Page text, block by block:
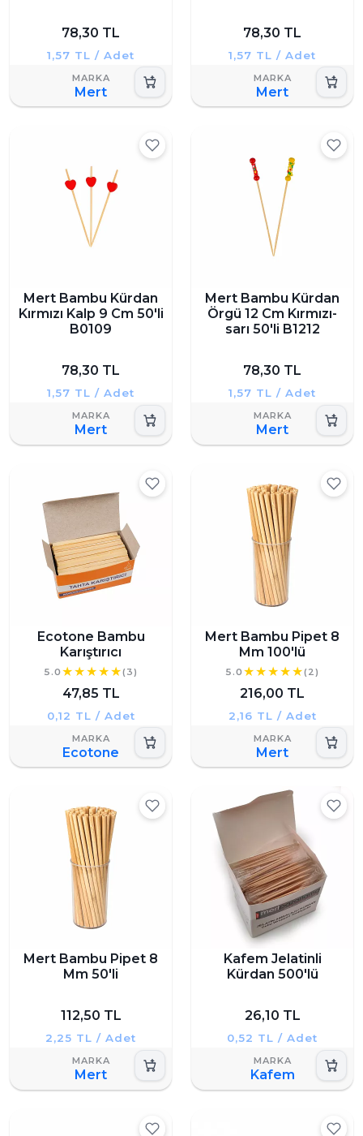
78,30 TL
1,57 TL / Adet
Mert
78,30 TL
1,57 TL / Adet
Mert
Mert Bambu Kürdan
Kırmızı Kalp 9 Cm 50'li
B0109
78,30 TL
1,57 TL / Adet
Mert
Mert Bambu Kürdan
Örgü 12 Cm Kırmızı-
sarı 50'li B1212
78,30 TL
1,57 TL / Adet
Mert
Ecotone Bambu
Karıştırıcı
5.0 (3)
47,85 TL
0,12 TL / Adet
Ecotone
Mert Bambu Pipet 8
Mm 100'lü
5.0 (2)
216,00 TL
2,16 TL / Adet
Mert
Mert Bambu Pipet 8
Mm 50'li
112,50 TL
2,25 TL / Adet
Mert
Kafem Jelatinli
Kürdan 500'lü
26,10 TL
0,52 TL / Adet
Kafem